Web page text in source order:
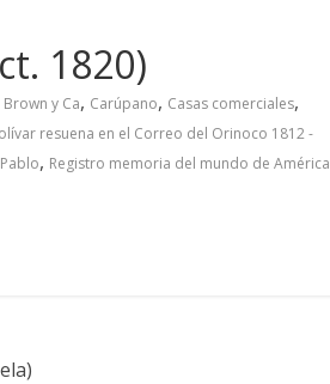
1820)
Brown y Ca, Carúpano, Casas comerciales,
resuena en el Correo del Orinoco 1812 -
Pablo, Registro memoria del mundo de América